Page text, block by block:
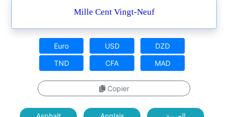
Mille Cent Vingt-Neuf
Euro USD
DZD
TND
CFA MAD
Copier